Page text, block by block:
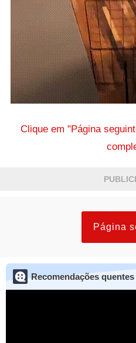
Clique em "Página
Página
Recomendações quentes